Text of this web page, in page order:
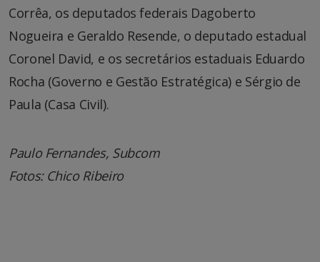
Corrêa, os deputados federais Dagoberto
Nogueira e Geraldo Resende, o deputado estadual
Coronel David, e os secretários estaduais Eduardo
Rocha (Governo e Gestão Estratégica) e Sérgio de
Paula (Casa Civil).
Paulo Fernandes, Subcom
Fotos: Chico Ribeiro